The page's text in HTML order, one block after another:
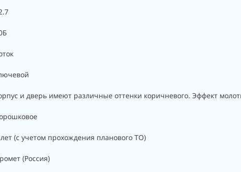
и дверь имеют различные оттенки коричневого. Эффект
(с учетом прохождения планового ТО)
(Россия)